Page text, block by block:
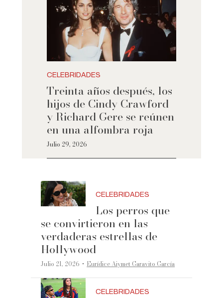
CELEBRIDADES
Treinta años después, los
hijos de Cindy Crawford
y Richard Gere se reúnen
en una alfombra roja
Julio 29, 2026
CELEBRIDADES
Los perros que
se convirtieron en las
verdaderas estrellas de
Hollywood
Julio 21, 2026 ·Eurídice Aiymet Garavito García
CELEBRIDADES